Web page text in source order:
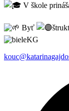
V škole
Byť